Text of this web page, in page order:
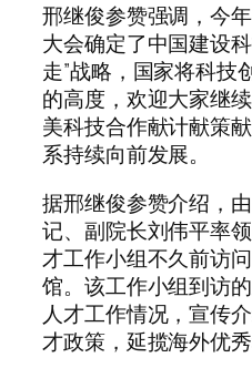
邢继俊参赞强调，今
大会确定了中国建设
走”战略，国家将科技
的高度，欢迎大家继
美科技合作献计献策
系持续向前发展。
据邢继俊参赞介绍，
记、副院长刘伟平率
才工作小组不久前访
馆。该工作小组到访
人才工作情况，宣传
才政策，延揽海外优